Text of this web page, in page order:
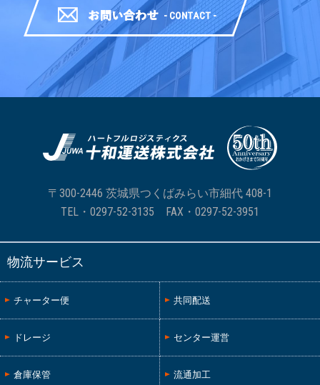
お問い合わせ-CONTAXCT-
〒300-2446 茨城県つくばみらい市細代 408-1
TEL・ 0297-52-3135 FAX・0297-52-3951
物流サービス
チャーター便 共同配送
ドレージ センター運営
倉庫保管 流通加工